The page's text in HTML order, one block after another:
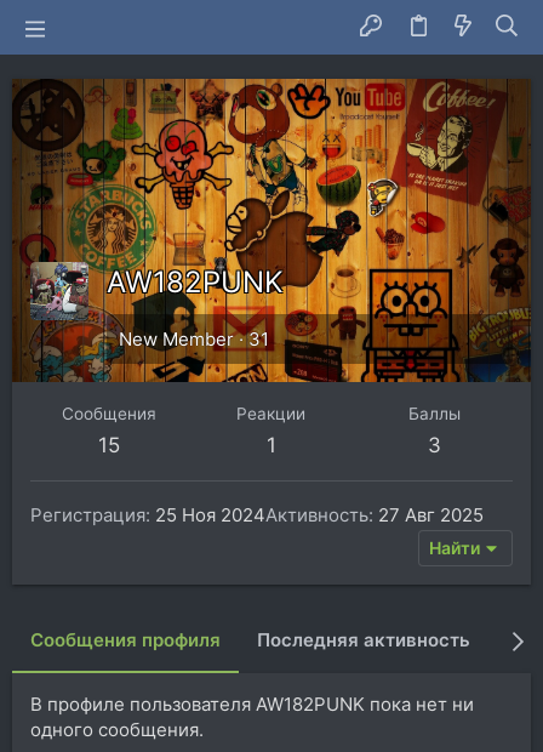
AW182PUNK
New Member ·31
Сообщения
15
Реакции
1
Баллы
3
Регистрация 25 Ноя 2024Активность 27 Авг 2025
Найти
Сообщения профиля Последняя активность
В профиле пользователя AW182PUNK пока нет ни
одного сообщения.